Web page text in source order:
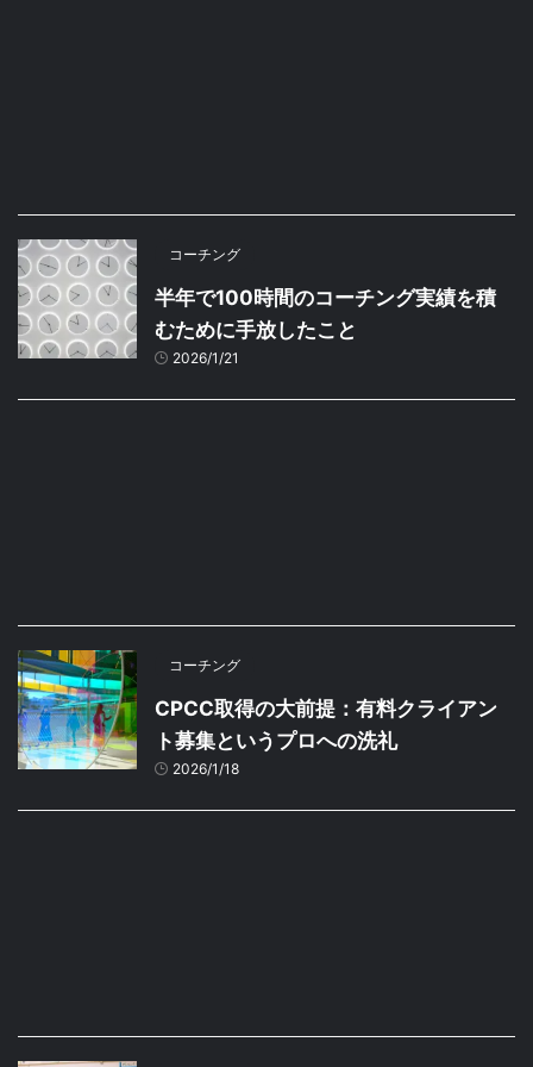
コーチング
半年で100時間のコーチング実績を積
むために手放したこと
2026/1/21
コーチング
CPCC取得の大前提：有料クライアン
ト募集というプロへの洗礼
2026/1/18